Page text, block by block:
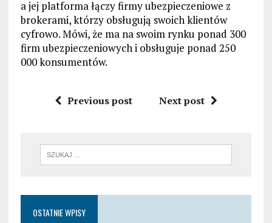
a jej platforma łączy firmy ubezpieczeniowe z
brokerami, którzy obsługują swoich klientów
cyfrowo. Mówi, że ma na swoim rynku ponad 300
firm ubezpieczeniowych i obsługuje ponad 250
000 konsumentów.
Previous post Next post
OSTATNIE WPISY